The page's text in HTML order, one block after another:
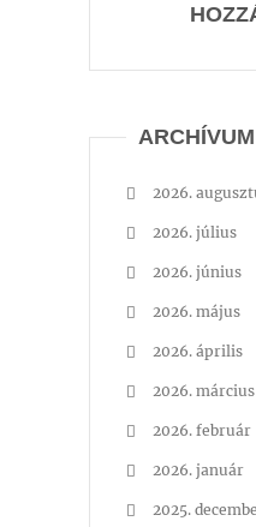
ARCHÍVUM
2026.
2026. július
2026. június
2026. május
2026. április
2026. március
2026. február
2026. január
2025.